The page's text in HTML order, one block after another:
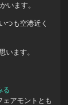
います。
つも空港近く
います。
る
ェアモントとも